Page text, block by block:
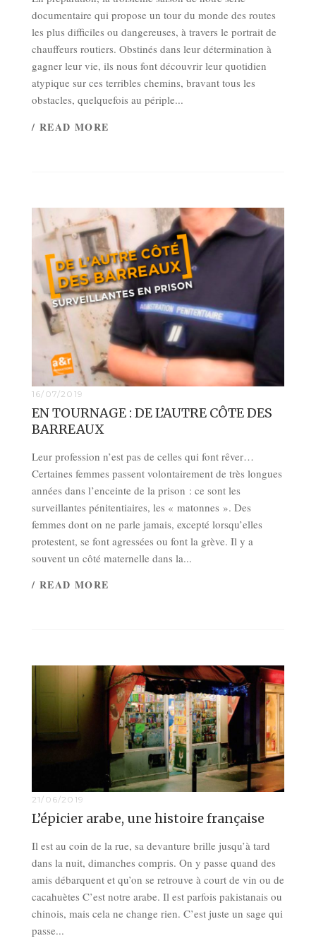
documentaire qui propose un tour du monde des routes
les plus difficiles ou dangereuses, à travers le portrait de
chauffeurs routiers. Obstinés dans leur détermination à
gagner leur vie, ils nous font découvrir leur quotidien
atypique sur ces terribles chemins, bravant tous les
obstacles, quelquefois au périple...
/ READ MORE
16/07/2019
EN TOURNAGE : DE L’AUTRE CÔTE DES
BARREAUX
Leur profession n’est pas de celles qui font rêver…
Certaines femmes passent volontairement de très longues
années dans l’enceinte de la prison : ce sont les
surveillantes pénitentiaires, les « matonnes ». Des
femmes dont on ne parle jamais, excepté lorsqu’elles
protestent, se font agressées ou font la grève. Il y a
souvent un côté maternelle dans la...
/ READ MORE
21/06/2019
L’épicier arabe, une histoire française
Il est au coin de la rue, sa devanture brille jusqu’à tard
dans la nuit, dimanches compris. On y passe quand des
amis débarquent et qu’on se retrouve à court de vin ou de
cacahuètes C’est notre arabe. Il est parfois pakistanais ou
chinois, mais cela ne change rien. C’est juste un sage qui
passe...